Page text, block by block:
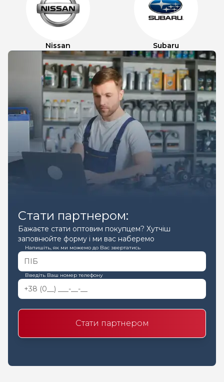
Nissan Subaru
Стати партнером:
Бажаєте стати оптовим покупцем? Хутчіш
заповнюйте форму і ми вас наберемо
Напишіть, як ми можемо до Вас звертатись
Введіть Ваш номер телефону
Стати партнером